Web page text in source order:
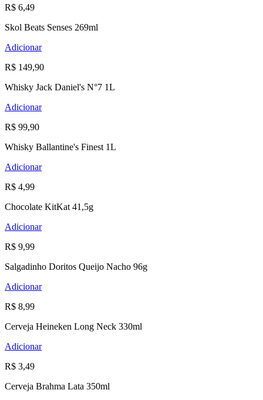
R$ 6,49
Skol Beats Senses 269ml
Adicionar
R$ 149,90
Whisky Jack Daniel's N°7 1L
Adicionar
R$ 99,90
Whisky Ballantine's Finest 1L
Adicionar
R$ 4,99
Chocolate KitKat 41,5g
Adicionar
R$ 9,99
Salgadinho Doritos Queijo Nacho 96g
Adicionar
R$ 8,99
Cerveja Heineken Long Neck 330ml
Adicionar
R$ 3,49
Cerveja Brahma Lata 350ml